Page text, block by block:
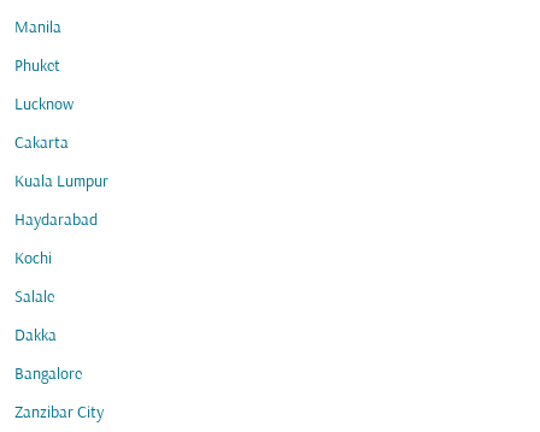
Manila
Phuket
Lucknow
Cakarta
Kuala Lumpur
Haydarabad
Kochi
Salale
Dakka
Bangalore
Zanzibar City